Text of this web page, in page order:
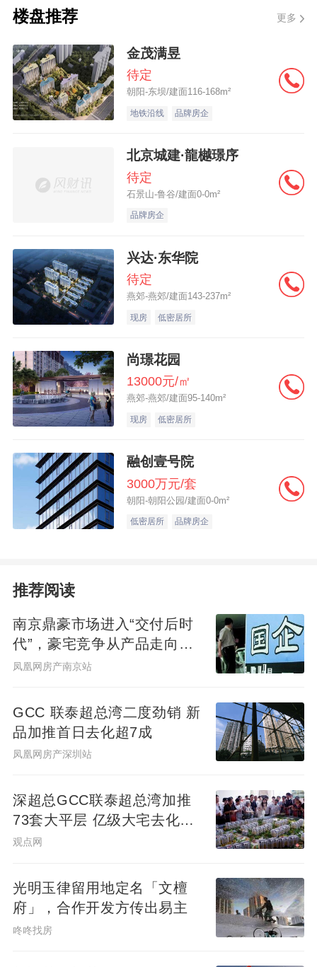
地（设配套公建），土地出让面积为38442
平方米，规划建筑面积96105平方米，容积
率2.5，起始价约26.91亿元，起始楼面价
27997元/平方米。
、大家、滨江、绿城等多家知
名房企参与竞拍。经过127轮竞价之后，由华
板块地价纪录。而目前该地块周边优质二手
房挂牌价，基本在5万元/平方米以上。
另外，从4月份的土地成交单价榜看，杭州、
是，上海包揽了单价榜TOP2。
一地块，而该地块的成交总价也位居4月土地
成交总价榜的第二位。
据悉，该地块北临上海植物园、南距黄浦江
了82轮竞价后，由
25%溢价率竞得。
平均楼板价高达8.7万元/平方米，可比新房售
商住地块，平均楼板价高出近3.85万元/平方
米。
4月以来，住建部、自然资源部、财政部等部
门密集颁布城市更新相关政策，明确将提质
供应方面将更加契合城市更新、民生配套以
及产业落地的需求。
楼盘推荐 更多
金茂满昱
待定
朝阳-东坝/建面116-168m²
地铁沿线 品牌房企
北京城建·龍樾璟序
待定
石景山-鲁谷/建面0-0m²
品牌房企
兴达·东华院
待定
燕郊-燕郊/建面143-237m²
现房 低密居所
尚璟花园
13000元/㎡
燕郊-燕郊/建面95-140m²
现房 低密居所
融创壹号院
3000万元/套
朝阳-朝阳公园/建面0-0m²
低密居所 品牌房企
推荐阅读
南京鼎豪市场进入“交付后时
代”，豪宅竞争从产品走向服
务
凤凰网房产南京站
GCC 联泰超总湾二度劲销 新
品加推首日去化超7成
凤凰网房产深圳站
深超总GCC联泰超总湾加推
73套大平层 亿级大宅去化近8
成
观点网
光明玉律留用地定名「文檀
府」，合作开发方传出易主
咚咚找房